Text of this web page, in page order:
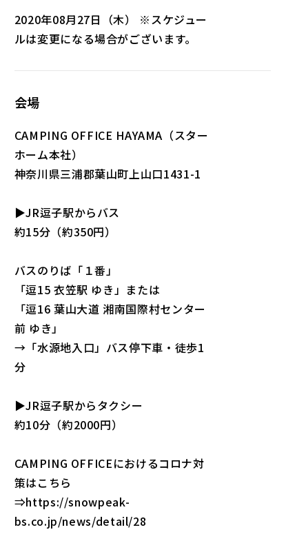
2020年08月27日（木） ※スケジュー
ルは変更になる場合がございます。
会場
CAMPING OFFICE HAYAMA（スター
ホーム本社）​
神奈川県三浦郡葉山町上山口1431-1​
▶JR逗子駅からバス​
約15分（約350円）​
バスのりば「１番」​
「逗15 衣笠駅 ゆき」または​
「逗16 葉山大道 湘南国際村センター
前 ゆき」​
→「水源地入口」バス停下車・徒歩1
分​
▶JR逗子駅からタクシー​
約10分（約2000円）​
CAMPING OFFICEにおけるコロナ対
策はこちら
⇒https://snowpeak-
bs.co.jp/news/detail/28